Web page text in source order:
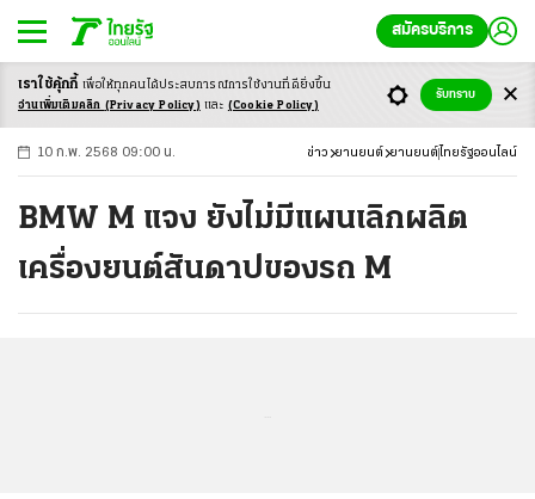
สมัครบริการ
-ก ก ก+
10 ก.พ. 2568 09:00 น. ข่าว ยานยนต์ ยานยนต์ ไทยรัฐออนไลน์
BMW M แจง ยังไม่มีแผนเลิกผลิต
เครื่องยนต์สันดาปของรถ M
เราใช้คุ้กกี้ เพื่อให้ทุกคนได้ประสบการณ์การใช้งานที่ดียิ่งขึ้น
อ่านเพิ่มเติมคลิก (Privacy Policy) และ (Cookie Policy)
รับทราบ